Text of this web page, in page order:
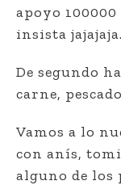
apoyo
insista jajajaja.
De segundo
carne,
Vamos a lo
con anís,
alguno de los